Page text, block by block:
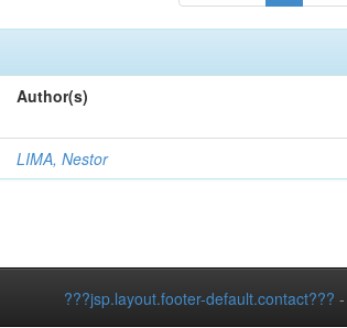
Author(s)
LIMA, Nestor
???jsp.layout.footer-default.contact??? -